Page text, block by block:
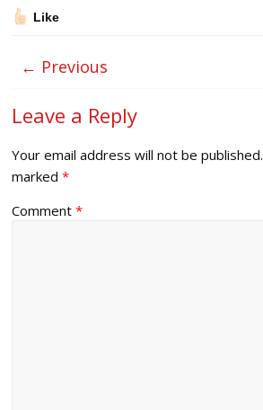
Like
← Previous
Leave a Reply
Your email address will not be published.
marked*
Comment*